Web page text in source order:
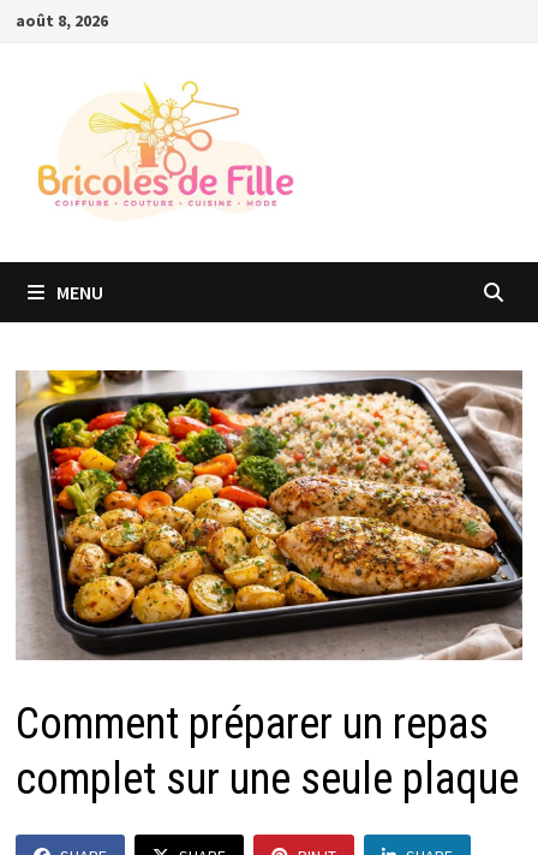
Passer
août 8, 2026
MENU
Comment préparer un repas
complet sur une seule plaque